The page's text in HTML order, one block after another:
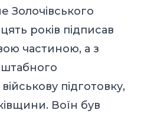
Золочівського
років підписав
частиною, а з
підготовку,
Воїн був